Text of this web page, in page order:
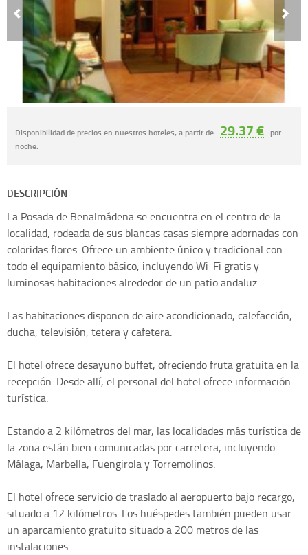
Disponibilidad de precios en nuestros hoteles, a partir de 29.37 € por
noche.
DESCRIPCIÓN
La Posada de Benalmádena se encuentra en el centro de la
localidad, rodeada de sus blancas casas siempre adornadas con
coloridas flores. Ofrece un ambiente único y tradicional con
todo el equipamiento básico, incluyendo Wi-Fi gratis y
luminosas habitaciones alrededor de un patio andaluz.
Las habitaciones disponen de aire acondicionado, calefacción,
ducha, televisión, tetera y cafetera.
El hotel ofrece desayuno buffet, ofreciendo fruta gratuita en la
recepción. Desde allí, el personal del hotel ofrece información
turística.
Estando a 2 kilómetros del mar, las localidades más turística de
la zona están bien comunicadas por carretera, incluyendo
Málaga, Marbella, Fuengirola y Torremolinos.
El hotel ofrece servicio de traslado al aeropuerto bajo recargo,
situado a 12 kilómetros. Los huéspedes también pueden usar
un aparcamiento gratuito situado a 200 metros de las
instalaciones.